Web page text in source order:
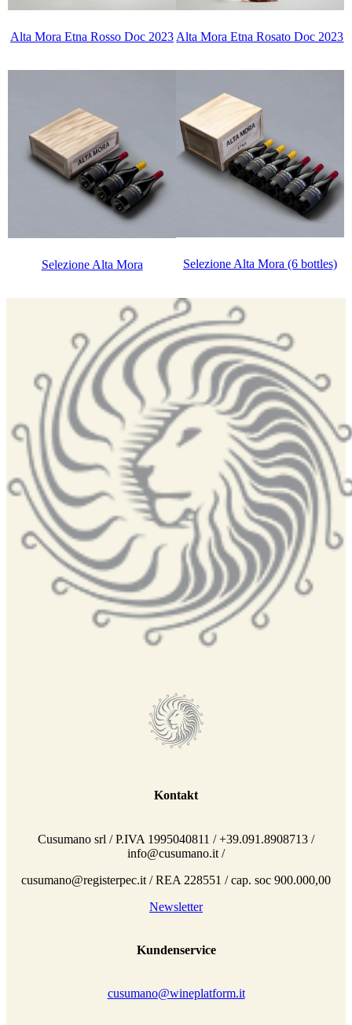
Alta Mora Etna Rosso Doc 2023 Alta Mora Etna Rosato Doc 2023
Selezione Alta Mora Selezione Alta Mora (6 bottles)
Kontakt
Cusumano srl / P.IVA 1995040811 / +39.091.8908713 /
info@cusumano.it /
cusumano@registerpec.it / REA 228551 / cap. soc 900.000,00
Newsletter
Kundenservice
cusumano@wineplatform.it